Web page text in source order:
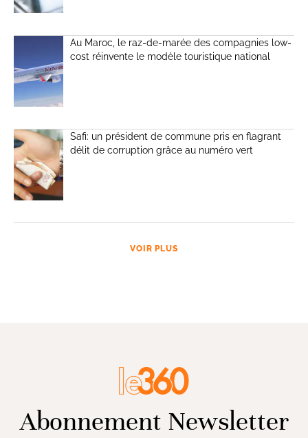
Au Maroc, le raz-de-marée des compagnies low-
cost réinvente le modèle touristique national
Safi: un président de commune pris en flagrant
délit de corruption grâce au numéro vert
VOIR PLUS
Abonnement Newsletter